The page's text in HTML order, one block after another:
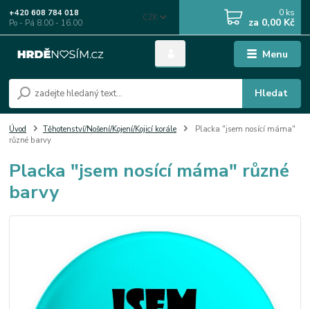
Menu
CZK
Hledat
+420 608 784 018
Po - Pá 8.00 - 16.00
0 ks
za 0,00 Kč
Úvod Těhotenství/Nošení/Kojení/Kojicí korále
Placka "jsem nosící máma"
různé barvy
Placka "jsem nosící máma" různé
barvy